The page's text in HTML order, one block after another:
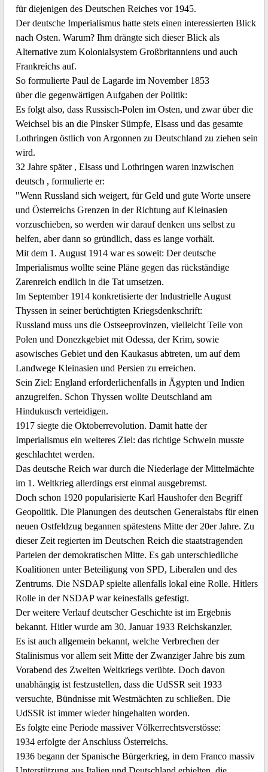
für diejenigen des Deutschen Reiches vor 1945.
Der deutsche Imperialismus hatte stets einen interessierten Blick
nach Osten. Warum? Ihm drängte sich dieser Blick als
Alternative zum Kolonialsystem Großbritanniens und auch
Frankreichs auf.
So formulierte Paul de Lagarde im November 1853
über die gegenwärtigen Aufgaben der Politik:
Es folgt also, dass Russisch-Polen im Osten, und zwar über die
Weichsel bis an die Pinsker Sümpfe, Elsass und das gesamte
Lothringen östlich von Argonnen zu Deutschland zu ziehen sein
wird.
32 Jahre später , Elsass und Lothringen waren inzwischen
deutsch , formulierte er:
"Wenn Russland sich weigert, für Geld und gute Worte unsere
und Österreichs Grenzen in der Richtung auf Kleinasien
vorzuschieben, so werden wir darauf denken uns selbst zu
helfen, aber dann so gründlich, dass es lange vorhält.
Mit dem 1. August 1914 war es soweit: Der deutsche
Imperialismus wollte seine Pläne gegen das rückständige
Zarenreich endlich in die Tat umsetzen.
Im September 1914 konkretisierte der Industrielle August
Thyssen in seiner berüchtigten Kriegsdenkschrift:
Russland muss uns die Ostseeprovinzen, vielleicht Teile von
Polen und Donezkgebiet mit Odessa, der Krim, sowie
asowisches Gebiet und den Kaukasus abtreten, um auf dem
Landwege Kleinasien und Persien zu erreichen.
Sein Ziel: England erforderlichenfalls in Ägypten und Indien
anzugreifen. Schon Thyssen wollte Deutschland am
Hindukusch verteidigen.
1917 siegte die Oktoberrevolution. Damit hatte der
Imperialismus ein weiteres Ziel: das richtige Schwein musste
geschlachtet werden.
Das deutsche Reich war durch die Niederlage der Mittelmächte
im 1. Weltkrieg allerdings erst einmal ausgebremst.
Doch schon 1920 popularisierte Karl Haushofer den Begriff
Geopolitik. Die Planungen des deutschen Generalstabs für einen
neuen Ostfeldzug begannen spätestens Mitte der 20er Jahre. Zu
dieser Zeit regierten im Deutschen Reich die staatstragenden
Parteien der demokratischen Mitte. Es gab unterschiedliche
Koalitionen unter Beteiligung von SPD, Liberalen und des
Zentrums. Die NSDAP spielte allenfalls lokal eine Rolle. Hitlers
Rolle in der NSDAP war keinesfalls gefestigt.
Der weitere Verlauf deutscher Geschichte ist im Ergebnis
bekannt. Hitler wurde am 30. Januar 1933 Reichskanzler.
Es ist auch allgemein bekannt, welche Verbrechen der
Stalinismus vor allem seit Mitte der Zwanziger Jahre bis zum
Vorabend des Zweiten Weltkriegs verübte. Doch davon
unabhängig ist festzustellen, dass die UdSSR seit 1933
versuchte, Bündnisse mit Westmächten zu schließen. Die
UdSSR ist immer wieder hingehalten worden.
Es folgte eine Periode massiver Völkerrechtsverstösse:
1934 erfolgte der Anschluss Österreichs.
1936 begann der Spanische Bürgerkrieg, in dem Franco massiv